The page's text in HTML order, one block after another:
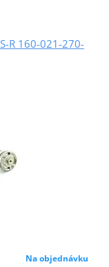
R 160-021-270-
Na objednávku